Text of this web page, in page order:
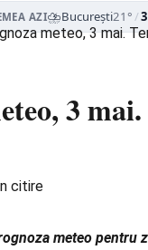
AZI⛈️București21°/
meteo, 3 mai.
3
citire
meteo pentru